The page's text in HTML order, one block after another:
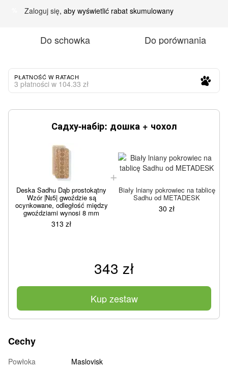
Zaloguj się, aby wyświetlić rabat skumulowany
Do schowka Do porównania
PŁATNOŚĆ W RATACH
3 płatności w 104.33 zł
Садху-набір: дошка + чохол
Deska Sadhu Dąb prostokątny
Wzór |№5| gwoździe są
ocynkowane, odległość między
gwoździami wynosi 8 mm
313 zł
Biały lniany pokrowiec na tablicę
Sadhu od METADESK
30 zł
343 zł
Kup zestaw
Cechy
Powłoka
Maslovisk